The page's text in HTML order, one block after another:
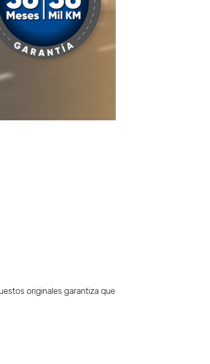
originales garantiza que